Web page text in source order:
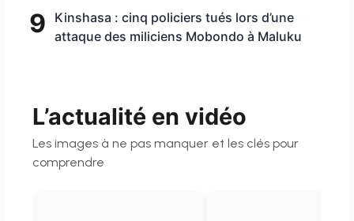
9
Kinshasa : cinq policiers tués lors d’une
attaque des miliciens Mobondo à Maluku
L’actualité en vidéo
Les images à ne pas manquer et les clés pour
comprendre